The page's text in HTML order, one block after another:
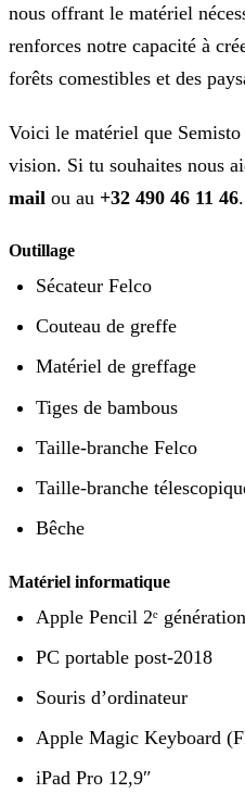
nous offrant le matériel
renforces notre capacité à
forêts comestibles et des
Voici le matériel que Semisto
vision. Si tu souhaites nous
mail ou au +32 490 46 11 46.
Outillage
Sécateur Felco
Couteau de greffe
Matériel de greffage
Tiges de bambous
Taille-branche Felco
Taille-branche
Bêche
Matériel informatique
Apple Pencil 2ᵉ
PC portable post-2018
Souris d’ordinateur
Apple Magic Keyboard
iPad Pro 12,9″